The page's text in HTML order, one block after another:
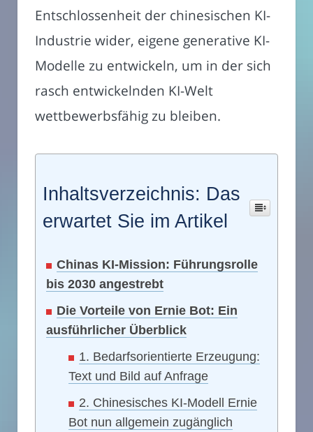
Entschlossenheit der chinesischen KI-
Industrie wider, eigene generative KI-
Modelle zu entwickeln, um in der sich
rasch entwickelnden KI-Welt
wettbewerbsfähig zu bleiben.
Inhaltsverzeichnis: Das
erwartet Sie im Artikel
Chinas KI-Mission: Führungsrolle
bis 2030 angestrebt
Die Vorteile von Ernie Bot: Ein
ausführlicher Überblick
1. Bedarfsorientierte Erzeugung:
Text und Bild auf Anfrage
2. Chinesisches KI-Modell Ernie
Bot nun allgemein zugänglich